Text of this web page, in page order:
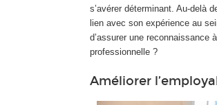
s’avérer déterminant. Au-delà
lien avec son expérience au
d’assurer une reconnaissance
professionnelle ?
Améliorer